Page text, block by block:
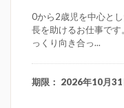
0から2歳児を中心と
長を助けるお仕事で
っくり向き合っ...
期限： 2026年10月31